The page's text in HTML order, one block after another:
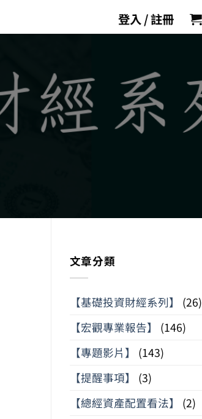
登入 / 註冊
文章分類
【基礎投資財經系列】
(26)
【宏觀專業報告】
(146)
【專題影片】
(143)
【提醒事項】
(3)
【總經資產配置看法】
(2)